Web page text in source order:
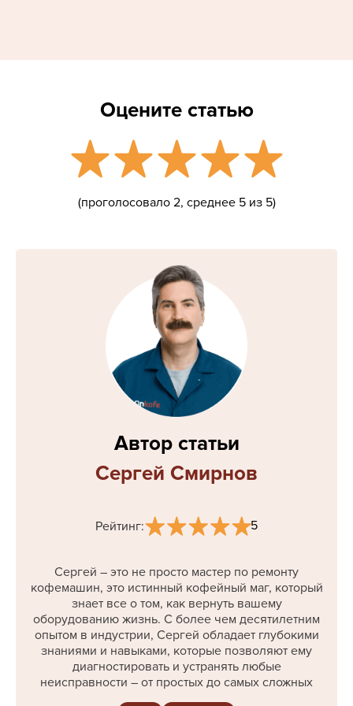
Оцените статью
(проголосовало 2, среднее 5из 5)
Автор статьи
Сергей Смирнов
Рейтинг: 5
Сергей – это не просто мастер по ремонту
кофемашин, это истинный кофейный маг, который
знает все о том, как вернуть вашему
оборудованию жизнь. С более чем десятилетним
опытом в индустрии, Сергей обладает глубокими
знаниями и навыками, которые позволяют ему
диагностировать и устранять любые
неисправности – от простых до самых сложных